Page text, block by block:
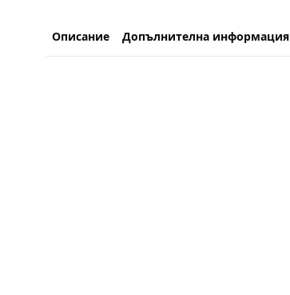
см
Описание Допълнителна информация